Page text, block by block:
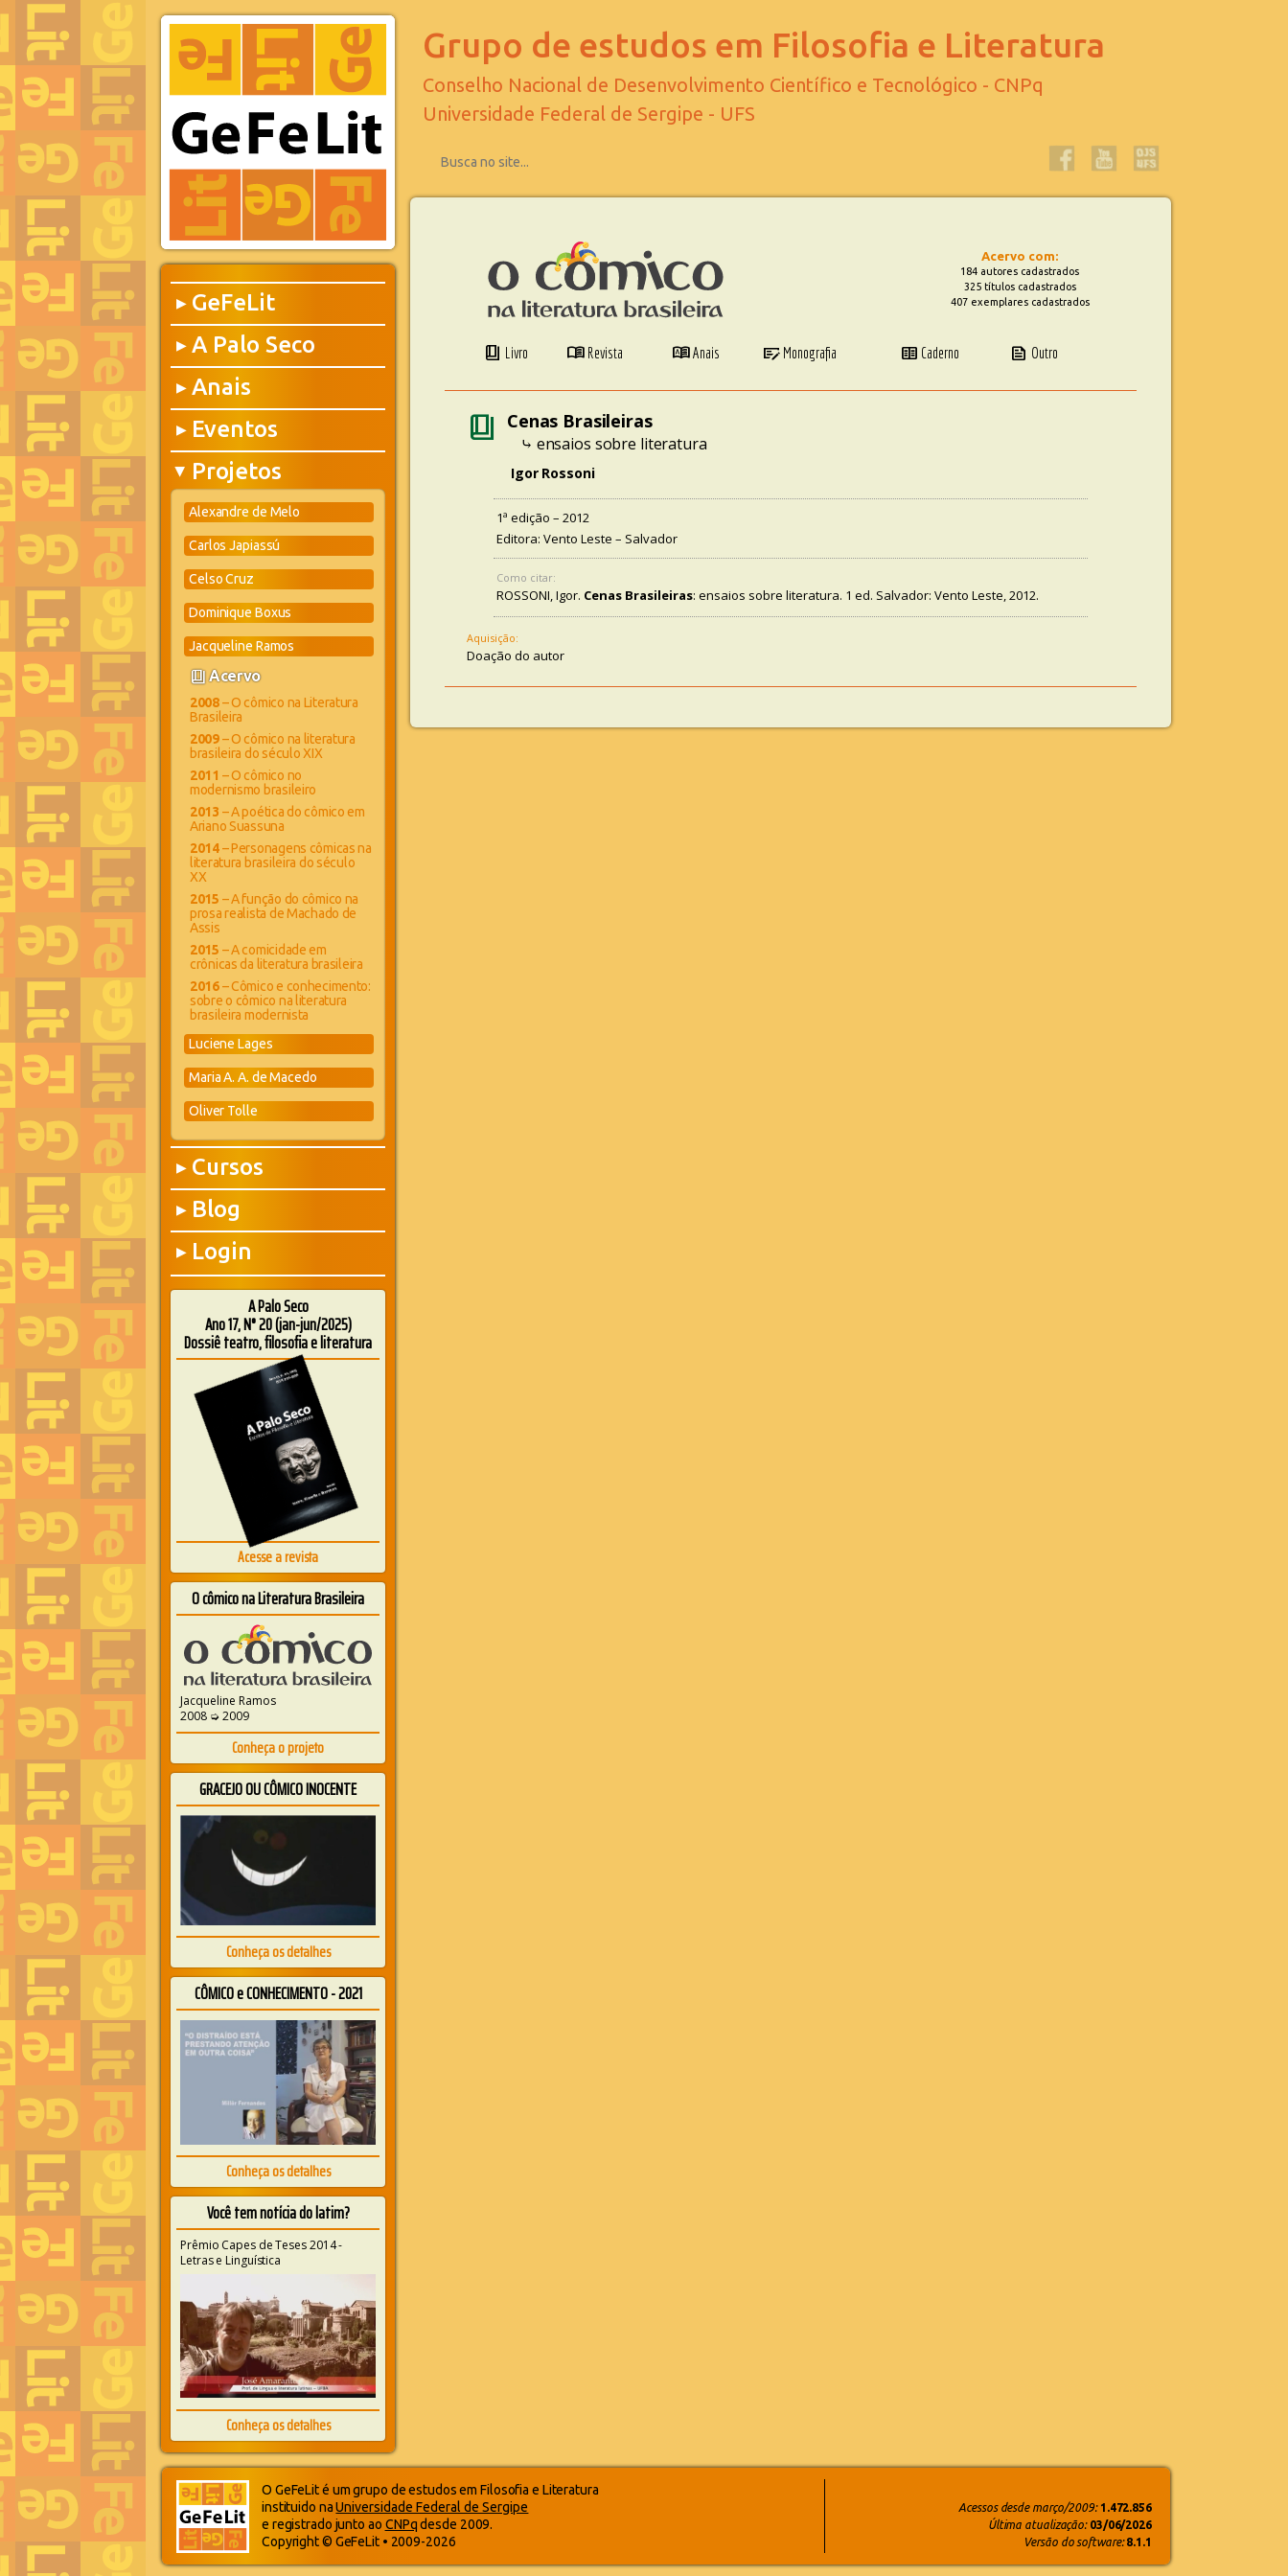
▶ GeFeLit
▶ A Palo Seco
▶ Anais
▶ Eventos
▶ Projetos
Alexandre de Melo
Carlos Japiassú
Celso Cruz
Dominique Boxus
Jacqueline Ramos
book_4Acervo
2008– O cômico na Literatura
Brasileira
2009– O cômico na literatura
brasileira do século XIX
2011 – O cômico no
modernismo brasileiro
2013 – A poética do cômico em
Ariano Suassuna
2014– Personagens cômicas na
literatura brasileira do século
XX
2015 – A função do cômico na
prosa realista de Machado de
Assis
2015 – A comicidade em
crônicas da literatura brasileira
2016– Cômico e conhecimento:
sobre o cômico na literatura
brasileira modernista
Luciene Lages
Maria A. A. de Macedo
Oliver Tolle
▶ Cursos
▶ Blog
▶ Login
A Palo Seco
Ano 17, N° 20 (jan-jun/2025)
Dossiê teatro, filosofia e literatura
Acesse a revista
O cômico na Literatura Brasileira
Jacqueline Ramos
2008 ➭ 2009
Conheça o projeto
GRACEJO OU CÔMICO INOCENTE
Conheça os detalhes
CÔMICO e CONHECIMENTO - 2021
Conheça os detalhes
Você tem notícia do latim?
Prêmio Capes de Teses 2014 -
Letras e Linguística
Conheça os detalhes
Grupo de estudos em Filosofia e Literatura
Conselho Nacional de Desenvolvimento Científico e Tecnológico - CNPq
Universidade Federal de Sergipe - UFS
Acervo com:
184 autores cadastrados
325 títulos cadastrados
407 exemplares cadastrados
book_4 Livro menu_book Revista dictionaryAnais checkbook Monografia two_pager Caderno news Outro
book_4 Cenas Brasileiras
⤷ ensaios sobre literatura
Igor Rossoni
1ª edição – 2012
Editora: Vento Leste – Salvador
Como citar:
ROSSONI, Igor. Cenas Brasileiras: ensaios sobre literatura. 1 ed. Salvador: Vento Leste, 2012.
Aquisição:
Doação do autor
O GeFeLit é um grupo de estudos em Filosofia e Literatura
instituido naUniversidade Federal de Sergipe
e registrado junto ao CNPqdesde 2009.
Copyright © GeFeLit • 2009-2026
Acessos desde março/2009: 1.472.856
Última atualização: 03/06/2026
Versão do software: 8.1.1